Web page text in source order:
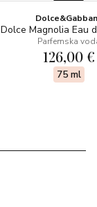
Dolce Magnolia Eau
Parfemska
126,00 €
75 ml